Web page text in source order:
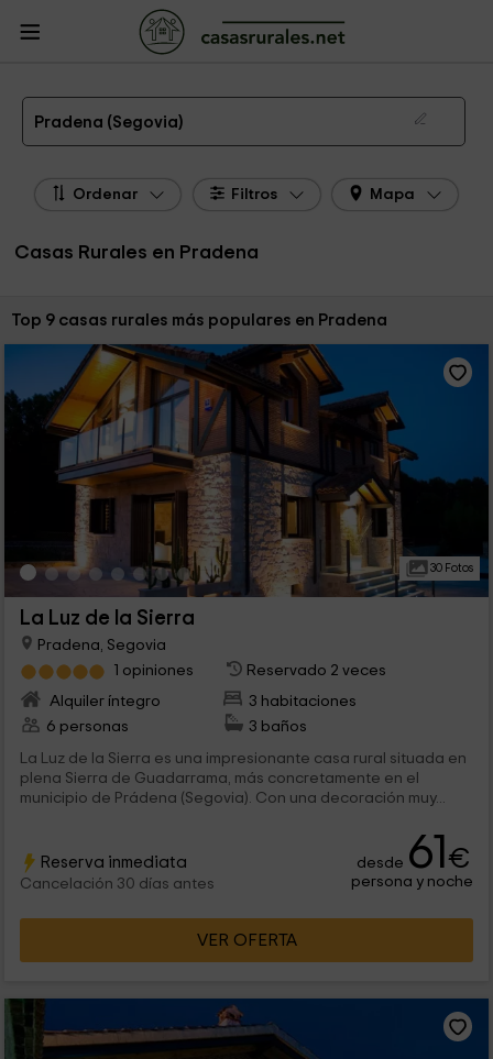
Casas Rurales
Rurales Segovia
Casas Rurales Pradena
Las 9 mejores casas rurales en Pradena de 2026
Pradena (Segovia)
Ordenar Filtros Mapa
Casas Rurales en Pradena
Ordenar por:
Top 9 casas rurales más populares en Pradena
30 Fotos
La Luz de la Sierra
Pradena, Segovia
1 opiniones
Reservado 2 veces
Alquiler íntegro
3 habitaciones
6 personas
3 baños
La Luz de la Sierra es una impresionante casa rural situada en
plena Sierra de Guadarrama, más concretamente en el
municipio de Prádena (Segovia). Con una decoración muy...
Reserva inmediata
Cancelación 30 días antes
desde 61€
persona y noche
VER OFERTA